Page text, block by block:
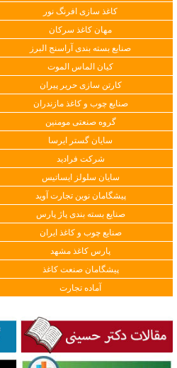
کاغذ سازی افرنگ نور
مهان کاغذ سرکان
صنایع بسته بندی آراسنج البرز
کیان الماس الموت
کارتن سازی حریر پیران
صنایع چوب و کاغذ مازندران
گروه صنعتی مومنین
سایان گستر ایرسا
شرکت فرادید
سایان سلولز ایساتیس
پیشگامان نوین تجارت آوید
صنایع بسته بندی پاژ پارس
صنایع چوب و کاغذ ایران
پارس کاغذ مشهد
پیشگامان صنعت کاغذ
آماده تجارت